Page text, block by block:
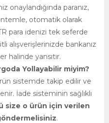
onaylandığında paranız,
otomatik olarak
para idenizi tek seferde
alışverişlerinizde bankanız
halinde yansıtır.
Yollayabilir miyim?
sistemde takip edilir ve
İade sisteminin sağlıklı
size o ürün için verilen
.